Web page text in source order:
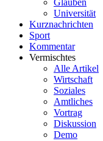
Glauben
Universität
Kurznachrichten
Sport
Kommentar
Vermischtes
Alle Artikel
Wirtschaft
Soziales
Amtliches
Vortrag
Diskussion
Demo